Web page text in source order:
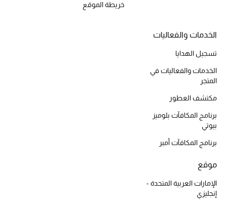
دليل ملتزمات الحقائب
حقائب الأطفال
أبرز المصممين
خريطة الموقع
الخدمات والفعاليات
تسجيل الهدايا
الخدمات والفعاليات في
المتجر
مكتشف العطور
برنامج المكافآت بلوميز
بيوتي
برنامج المكافآت أمبر
موقع
الإمارات العربية المتحدة -
إنجليزي